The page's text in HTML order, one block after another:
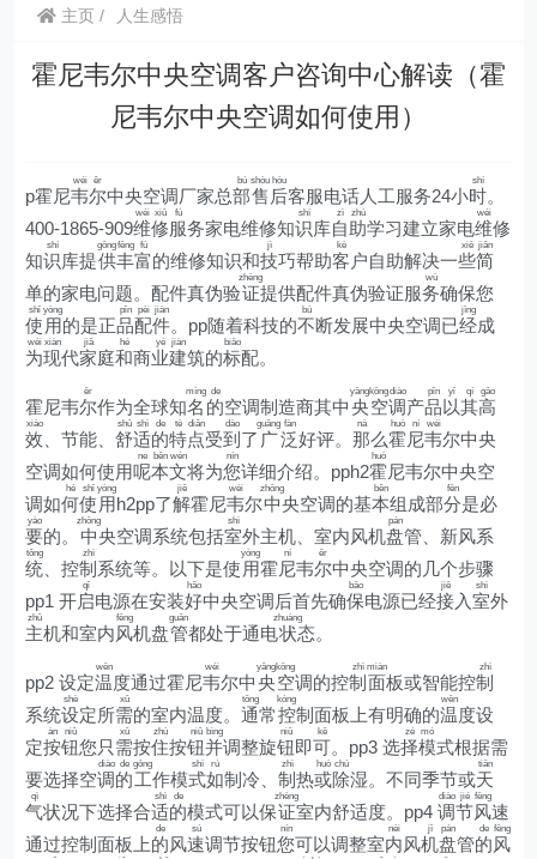
主页 人生感悟
霍尼韦尔中央空调客户咨询中心解读（霍
尼韦尔中央空调如何使用）
p霍尼韦
wéi
尔
ěr
中央空调厂家总部
bù
售
shòu
后
hòu
客服电话人工服务24小时
shí
。
400-1865-909维
wéi
修
xiū
服
fú
务家电维修知识
shí
库自
zì
助
zhù
学习建立家电维
wéi
修
知识
shí
库提供
gōng
丰
fēng
富
fù
的维修知识和技
jì
巧帮助客
kè
户自助解决一些
xiē
简
jiǎn
单的家电问题。配件真伪验证
zhèng
提供配件真伪验证服务
wù
确保您
使
shǐ
用
yòng
的是正品
pǐn
配
pèi
件
jiàn
。pp随着科技的不
bù
断发展中央空调已经
jīng
成
为
wèi
现
xiàn
代家
jiā
庭和
hé
商业
yè
建
jiàn
筑的标
biāo
配。
霍尼韦尔
ěr
作为全球知名
míng
的
de
空调制造商其中央
yāng
空
kōng
调
diào
产品
pǐn
以
yǐ
其
qí
高
gāo
效
xiào
、节能、舒
shū
适
shì
的
de
特
tè
点
diǎn
受到
dào
了 广
guǎng
泛
fàn
好评。那
nà
么霍
huò
尼
ní
韦
wéi
尔中央
空调如何使用呢
ne
本
běn
文
wén
将为您
nín
详细介绍。pph2霍
huò
尼韦尔中央空
调如何
hé
使
shǐ
用
yòng
h2pp了解
jiě
霍尼韦
wéi
尔中
zhōng
央空调的基本
běn
组成部分
fēn
是必
要
yào
的。 中
zhōng
央空调系统包括室
shì
外主机、室内风机盘
pán
管、新风系
统
tǒng
、控制
zhì
系统等。以下是使 用
yòng
霍尼
ní
韦尔
ěr
中央空调的几个步骤
pp1 开启
qǐ
电源在安装好
hǎo
中央空调后首先确保
bǎo
电源已经接
jiē
入室
shì
外
主
zhǔ
机和室内风
fēng
机盘管
guǎn
都处于通电状
zhuàng
态。
pp2 设定温
wēn
度通过霍尼韦
wéi
尔中央
yāng
空
kōng
调的控制
zhì
面
miàn
板或智能控制
zhì
系统设
shè
定所需
xū
的室内温度。通
tōng
常控
kòng
制面板上有明确的温
wēn
度设
定按
àn
钮
niǔ
您只 需
xū
按住
zhù
按钮
niǔ
并
bìng
调整旋钮
niǔ
即可
kě
。pp3 选择
zé
模
mó
式根据需
要选择空调
diào
的
de
工
gōng
作模式
shì
如
rú
制冷、制
zhì
热或
huò
除
chú
湿。不同季节或天
tiān
气
qì
状况下选择合适
shì
的
de
模式可以保证
zhèng
室内舒适度。pp4调
diào
节
jié
风
fēng
速
通过控制面板上的
de
风速
sù
调节按钮您
nín
可以调整室内
nèi
风机
jī
盘
pán
管的
de
风
fēng